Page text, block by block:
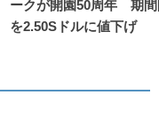
ークが開園50周年 期間
を2.50Sドルに値下げ